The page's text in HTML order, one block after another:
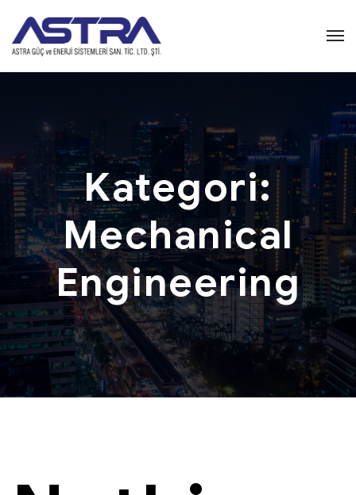
Kategori:
Mechanical
Engineering